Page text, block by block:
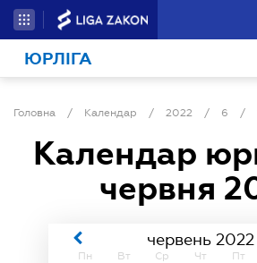
ЮРЛІГА
Головна / Календар / 2022 / 6 /
Календар
червня
червень 2022
Пн Вт Ср Чт Пт